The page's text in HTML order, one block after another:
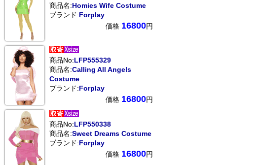
商品名:Homies Wife Costume
ブランド:Forplay
価格 16800円
商品No:LFP555329
商品名:Calling All Angels
Costume
ブランド:Forplay
価格 16800円
商品No:LFP550338
商品名:Sweet Dreams Costume
ブランド:Forplay
価格 16800円